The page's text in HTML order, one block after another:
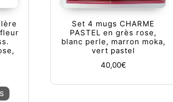
Ce produit a plusieurs variations. Les options
Set 4 mugs CHARME
PASTEL en grès rose,
blanc perle, marron moka,
vert pastel
40,00€